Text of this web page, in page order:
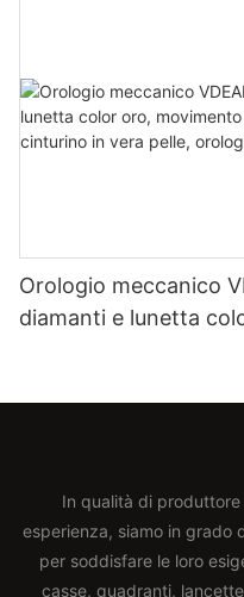
Orologio meccanico
diamanti e lunetta
In qualità di
esperienza, siamo in grado
per soddisfare le loro
casse, quadranti,